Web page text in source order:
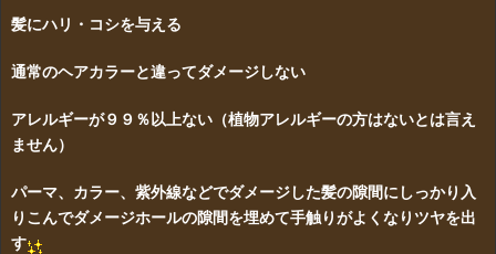
髪にハリ・コシを与える
通常のヘアカラーと違ってダメージしない
アレルギーが９９％以上ない（植物アレルギーの方はないとは言え
ません）
パーマ、カラー、紫外線などでダメージした髪の隙間にしっかり入
りこんでダメージホールの隙間を埋めて手触りがよくなりツヤを出
す